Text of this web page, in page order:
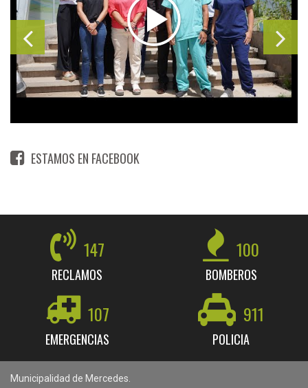
ESTAMOS EN FACEBOOK
147
RECLAMOS
100
BOMBEROS
107
EMERGENCIAS
911
POLICIA
Municipalidad de Mercedes.